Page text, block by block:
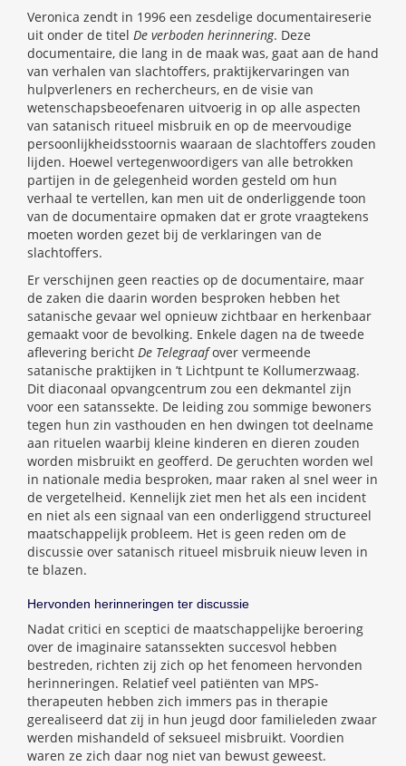
Veronica zendt in 1996 een zesdelige documentaireserie
uit onder de titel De verboden herinnering. Deze
documentaire, die lang in de maak was, gaat aan de hand
van verhalen van slachtoffers, praktijkervaringen van
hulpverleners en rechercheurs, en de visie van
wetenschapsbeoefenaren uitvoerig in op alle aspecten
van satanisch ritueel misbruik en op de meervoudige
persoonlijkheidsstoornis waaraan de slachtoffers zouden
lijden. Hoewel vertegenwoordigers van alle betrokken
partijen in de gelegenheid worden gesteld om hun
verhaal te vertellen, kan men uit de onderliggende toon
van de documentaire opmaken dat er grote vraagtekens
moeten worden gezet bij de verklaringen van de
slachtoffers.
Er verschijnen geen reacties op de documentaire, maar
de zaken die daarin worden besproken hebben het
satanische gevaar wel opnieuw zichtbaar en herkenbaar
gemaakt voor de bevolking. Enkele dagen na de tweede
aflevering bericht De Telegraafover vermeende
satanische praktijken in ’t Lichtpunt te Kollumerzwaag.
Dit diaconaal opvangcentrum zou een dekmantel zijn
voor een satanssekte. De leiding zou sommige bewoners
tegen hun zin vasthouden en hen dwingen tot deelname
aan rituelen waarbij kleine kinderen en dieren zouden
worden misbruikt en geofferd. De geruchten worden wel
in nationale media besproken, maar raken al snel weer in
de vergetelheid. Kennelijk ziet men het als een incident
en niet als een signaal van een onderliggend structureel
maatschappelijk probleem. Het is geen reden om de
discussie over satanisch ritueel misbruik nieuw leven in
te blazen.
Hervonden herinneringen ter discussie
Nadat critici en sceptici de maatschappelijke beroering
over de imaginaire satanssekten succesvol hebben
bestreden, richten zij zich op het fenomeen hervonden
herinneringen. Relatief veel patiënten van MPS-
therapeuten hebben zich immers pas in therapie
gerealiseerd dat zij in hun jeugd door familieleden zwaar
werden mishandeld of seksueel misbruikt. Voordien
waren ze zich daar nog niet van bewust geweest.